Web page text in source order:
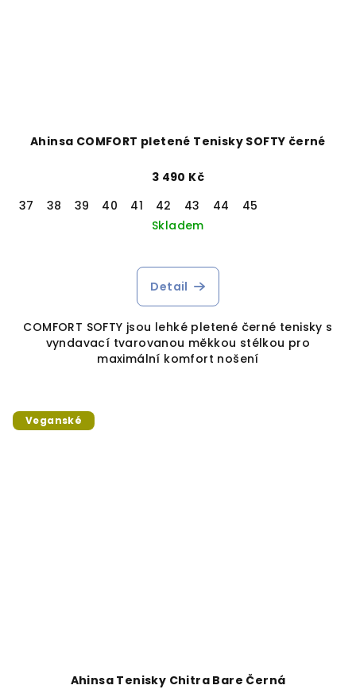
Ahinsa COMFORT pletené Tenisky SOFTY černé
3 490 Kč
37
38 39 40 41 42 43 44
45
Skladem
Detail
COMFORT SOFTY jsou lehké pletené černé tenisky s
vyndavací tvarovanou měkkou stélkou pro
maximální komfort nošení
Veganské
Ahinsa Tenisky Chitra Bare Černá